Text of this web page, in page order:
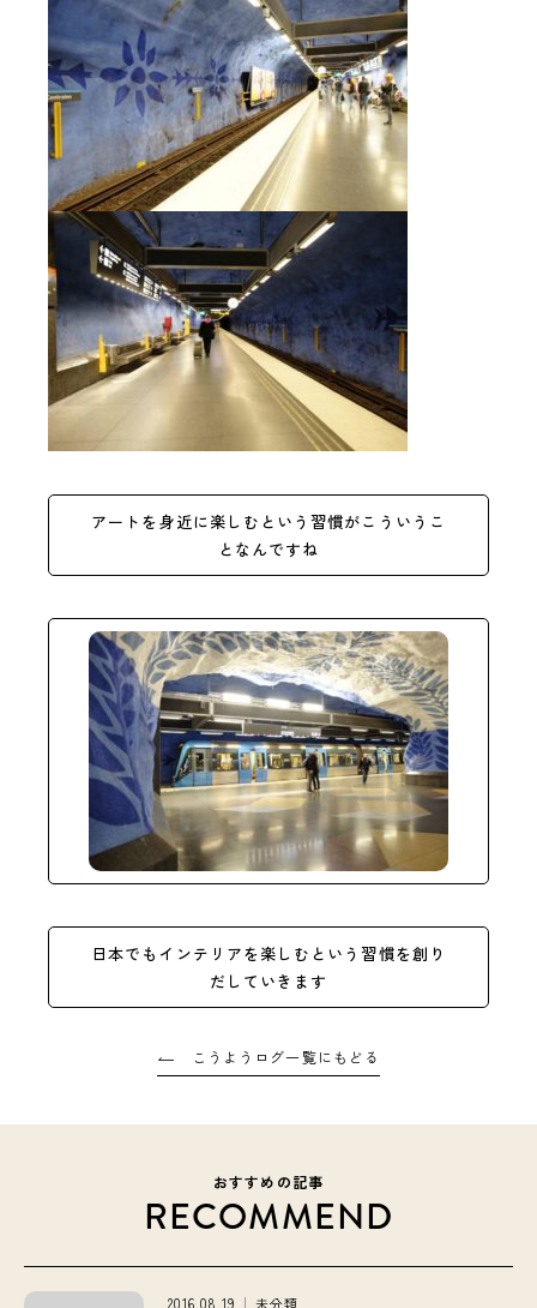
アートを身近に楽しむという習慣がこういうこ
となんですね
日本でもインテリアを楽しむという習慣を創り
だしていきます
こうようログ一覧にもどる
おすすめの記事
RECOMMEND
2016.08.19 未分類